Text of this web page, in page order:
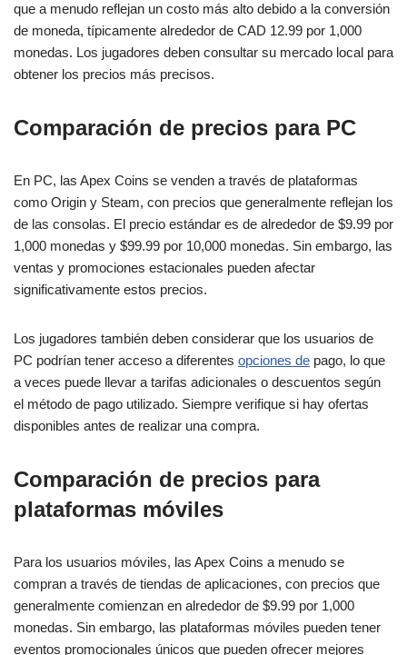
que a menudo reflejan un costo más alto debido a la conversión
de moneda, típicamente alrededor de CAD 12.99 por 1,000
monedas. Los jugadores deben consultar su mercado local para
obtener los precios más precisos.
Comparación de precios para PC
En PC, las Apex Coins se venden a través de plataformas
como Origin y Steam, con precios que generalmente reflejan los
de las consolas. El precio estándar es de alrededor de $9.99 por
1,000 monedas y $99.99 por 10,000 monedas. Sin embargo, las
ventas y promociones estacionales pueden afectar
significativamente estos precios.
Los jugadores también deben considerar que los usuarios de
PC podrían tener acceso a diferentes opciones de pago, lo que
a veces puede llevar a tarifas adicionales o descuentos según
el método de pago utilizado. Siempre verifique si hay ofertas
disponibles antes de realizar una compra.
Comparación de precios para
plataformas móviles
Para los usuarios móviles, las Apex Coins a menudo se
compran a través de tiendas de aplicaciones, con precios que
generalmente comienzan en alrededor de $9.99 por 1,000
monedas. Sin embargo, las plataformas móviles pueden tener
eventos promocionales únicos que pueden ofrecer mejores